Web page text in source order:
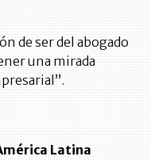
de ser del abogado
una mirada
Latina